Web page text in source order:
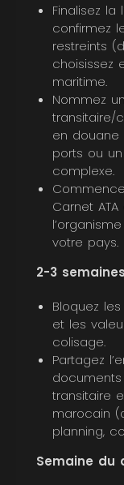
Finalisez la
confirmez
restreints
choisissez
maritime.
Nommez un
transitaire/
en douane
ports ou
complexe.
Carnet
votre pays.
2-3
Bloquez
et les
colisage.
Partagez
transitaire
marocain
planning,
Semaine du